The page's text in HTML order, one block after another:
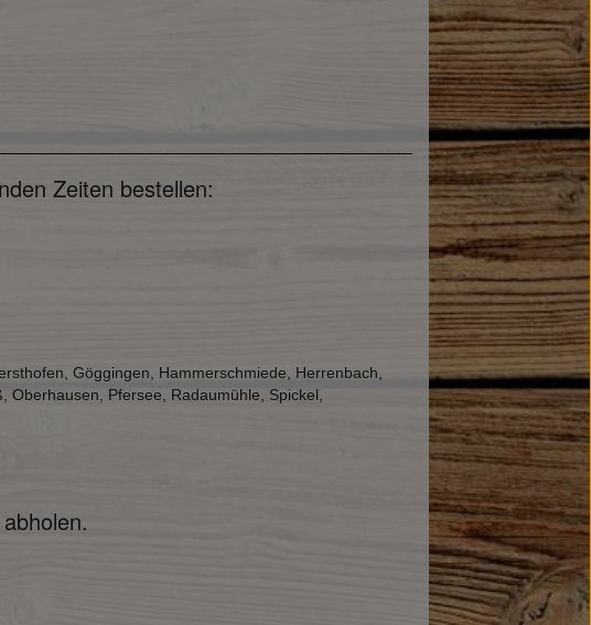
Zeiten bestellen:
Göggingen, Hammerschmiede, Herrenbach,
Pfersee, Radaumühle, Spickel,